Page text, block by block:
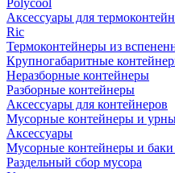
Polycool
Аксессуары для
Ric
Термоконтейнеры из
Крупногабаритные
Неразборные контейнеры
Разборные контейнеры
Аксессуары для контейнеров
Мусорные контейнеры и
Аксессуары
Мусорные контейнеры и
Раздельный сбор мусора